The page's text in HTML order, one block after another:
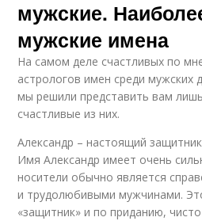
мужские.
мужские имена
На самом деле счастливых по
астрологов имен среди мужских
мы решили представить вам
счастливые из них.
Александр – настоящий защитник
Имя Александр имеет очень
носители обычно является
и трудолюбивыми мужчинами.
«защитник» и по приданию,